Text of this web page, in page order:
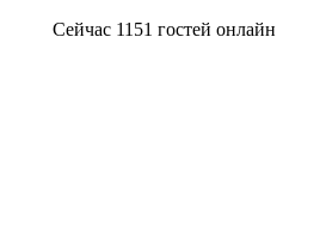
Сейчас 1151 гостей онлайн